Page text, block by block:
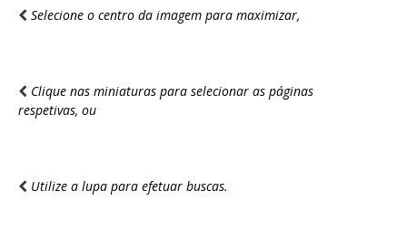
Selecione o centro da imagem para maximizar,
Clique nas miniaturas para selecionar as páginas
respetivas, ou
Utilize a lupa para efetuar buscas.